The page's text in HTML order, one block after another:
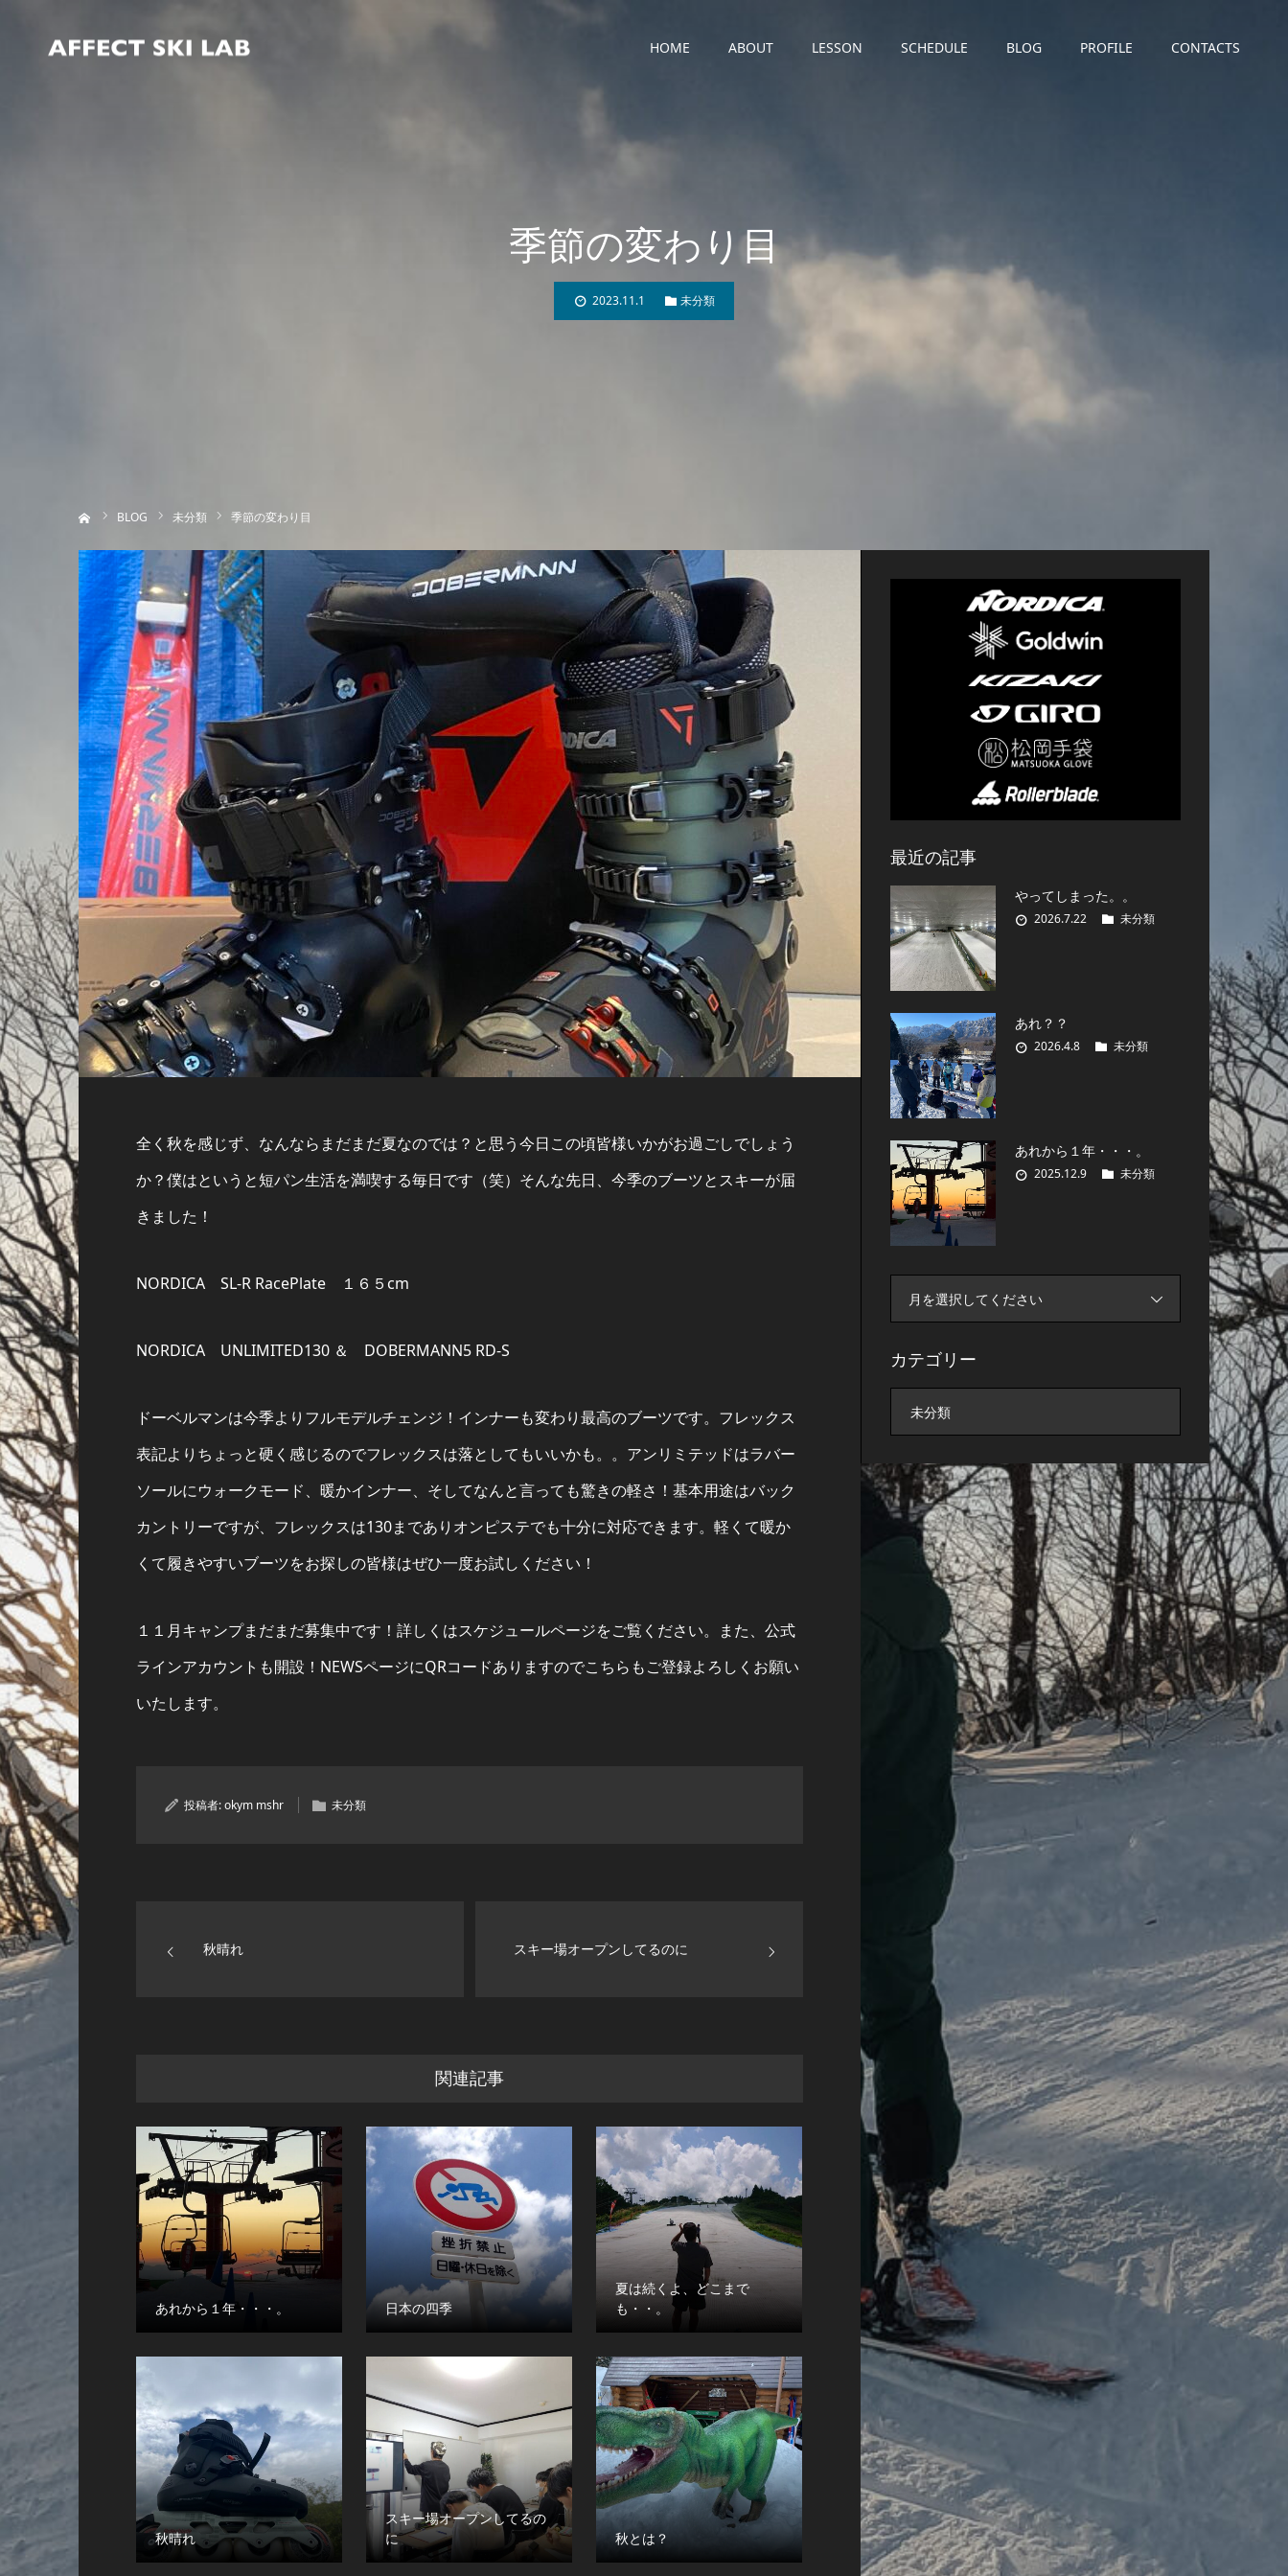
HOME ABOUT LESSON SCHEDULE BLOG PROFILE CONTACTS
季節の変わり目
2023.11.1 未分類
BLOG 未分類 季節の変わり目
全く秋を感じず、なんならまだまだ夏なのでは？と思う今日この頃皆様いかがお過ごしでしょう
か？僕はというと短パン生活を満喫する毎日です（笑）そんな先日、今季のブーツとスキーが届
きました！
NORDICA SL-R RacePlate １６５cm
NORDICA UNLIMITED130 ＆ DOBERMANN5 RD-S
ドーベルマンは今季よりフルモデルチェンジ！インナーも変わり最高のブーツです。フレックス
表記よりちょっと硬く感じるのでフレックスは落としてもいいかも。。アンリミテッドはラバー
ソールにウォークモード、暖かインナー、そしてなんと言っても驚きの軽さ！基本用途はバック
カントリーですが、フレックスは130までありオンピステでも十分に対応できます。軽くて暖か
くて履きやすいブーツをお探しの皆様はぜひ一度お試しください！
１１月キャンプまだまだ募集中です！詳しくはスケジュールページをご覧ください。また、公式
ラインアカウントも開設！NEWSページにQRコードありますのでこちらもご登録よろしくお願い
いたします。
投稿者:okym mshr 未分類
秋晴れ スキー場オープンしてるのに
関連記事
あれから１年・・・。 日本の四季
夏は続くよ、どこまで
も・・。
秋晴れ
スキー場オープンしてるの
に
秋とは？
最近の記事
やってしまった。。
2026.7.22 未分類
あれ？？
2026.4.8 未分類
あれから１年・・・。
2025.12.9 未分類
月を選択してください
カテゴリー
未分類